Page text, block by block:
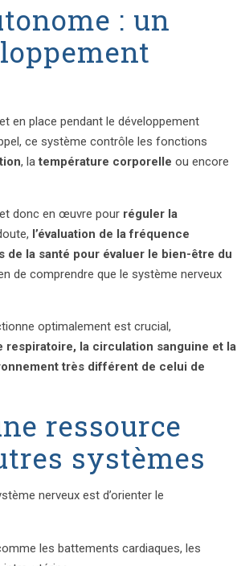
: un
en place pendant le développement
ce système contrôle les fonctions
, latempérature corporelle ou encore
donc en œuvre pour réguler la
l’évaluation de la fréquence
la santé pour évaluer le bien-être du
de comprendre que le système nerveux
optimalement est crucial,
respiratoire, la circulation sanguine et la
très différent de celui de
ressource
systèmes
nerveux est d’orienter le
les battements cardiaques, les